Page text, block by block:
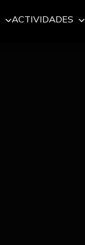
ACTIVIDADES